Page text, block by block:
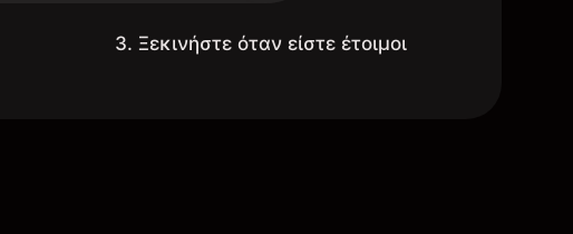
3. Ξεκινήστε όταν είστε έτοιμοι